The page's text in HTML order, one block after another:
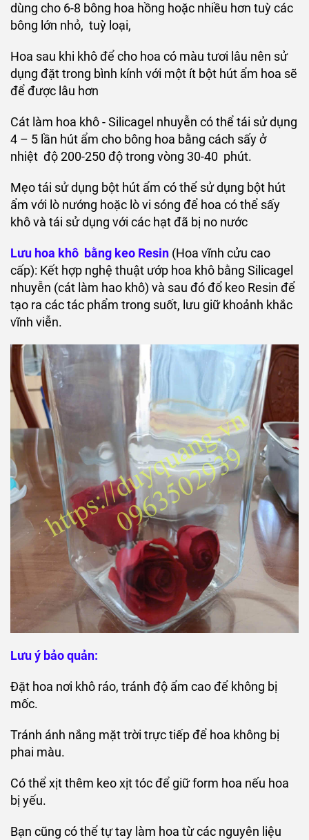
dùng cho 6-8 bông hoa hồng hoặc nhiều hơn tuỳ các
bông lớn nhỏ, tuỳ loại,
Hoa sau khi khô để cho hoa có màu tươi lâu nên sử
dụng đặt trong bình kính với một ít bột hút ẩm hoa sẽ
để được lâu hơn
Cát làm hoa khô - Silicagel nhuyễn có thể tái sử dụng
4 – 5 lần hút ẩm cho bông hoa bằng cách sấy ở
nhiệt độ 200-250 độ trong vòng 30-40 phút.
Mẹo tái sử dụng bột hút ẩm có thể sử dụng bột hút
ẩm với lò nướng hoặc lò vi sóng để hoa có thể sấy
khô và tái sử dụng với các hạt đã bị no nước
Lưu hoa khô bằng keo Resin (Hoa vĩnh cửu cao
cấp): Kết hợp nghệ thuật ướp hoa khô bằng Silicagel
nhuyễn (cát làm hao khô) và sau đó đổ keo Resin để
tạo ra các tác phẩm trong suốt, lưu giữ khoảnh khắc
vĩnh viễn.
Lưu ý bảo quản:
Đặt hoa nơi khô ráo, tránh độ ẩm cao để không bị
mốc.
Tránh ánh nắng mặt trời trực tiếp để hoa không bị
phai màu.
Có thể xịt thêm keo xịt tóc để giữ form hoa nếu hoa
bị yếu.
Bạn cũng có thể tự tay làm hoa từ các nguyên liệu